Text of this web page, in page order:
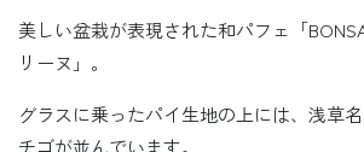
美しい盆栽が表現された和パフェ「
リーヌ」。
グラスに乗ったパイ生地の上には、浅草
チゴが並んでいます。